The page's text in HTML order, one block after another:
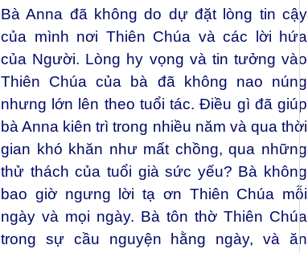
Bà Anna đã không do dự đặt lòng tin cậy
của mình nơi Thiên Chúa và các lời hứa
của Người. Lòng hy vọng và tin tưởng vào
Thiên Chúa của bà đã không nao núng
nhưng lớn lên theo tuổi tác. Điều gì đã giúp
bà Anna kiên trì trong nhiều năm và qua thời
gian khó khăn như mất chồng, qua những
thử thách của tuổi già sức yếu? Bà không
bao giờ ngưng lời tạ ơn Thiên Chúa mỗi
ngày và mọi ngày. Bà tôn thờ Thiên Chúa
trong sự cầu nguyện hằng ngày, và ăn